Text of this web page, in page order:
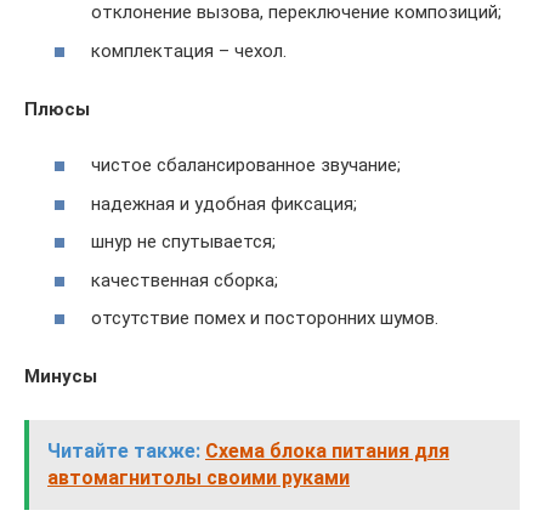
отклонение вызова, переключение композиций;
комплектация – чехол.
Плюсы
чистое сбалансированное звучание;
надежная и удобная фиксация;
шнур не спутывается;
качественная сборка;
отсутствие помех и посторонних шумов.
Минусы
Читайте также: Схема блока питания для
автомагнитолы своими руками